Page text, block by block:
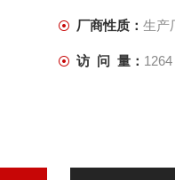
厂商性质： 生产
访 问 量： 1264